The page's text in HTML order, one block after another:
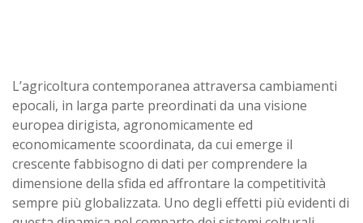
L’agricoltura contemporanea attraversa cambiamenti
epocali, in larga parte preordinati da una visione
europea dirigista, agronomicamente ed
economicamente scoordinata, da cui emerge il
crescente fabbisogno di dati per comprendere la
dimensione della sfida ed affrontare la competitività
sempre più globalizzata. Uno degli effetti più evidenti di